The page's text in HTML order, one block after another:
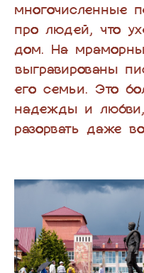
многочисленные
про людей, что
дом. На
выгравированы
его семьи. Это
надежды и любви,
разорвать даже